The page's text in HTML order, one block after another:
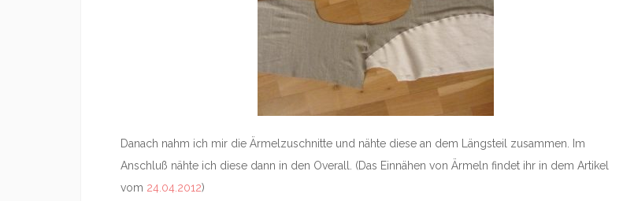
Danach nahm ich mir die Ärmelzuschnitte und nähte diese an dem Längsteil zusammen. Im
Anschluß nähte ich diese dann in den Overall. (Das Einnähen von Ärmeln findet ihr in dem Artikel
vom 24.04.2012)